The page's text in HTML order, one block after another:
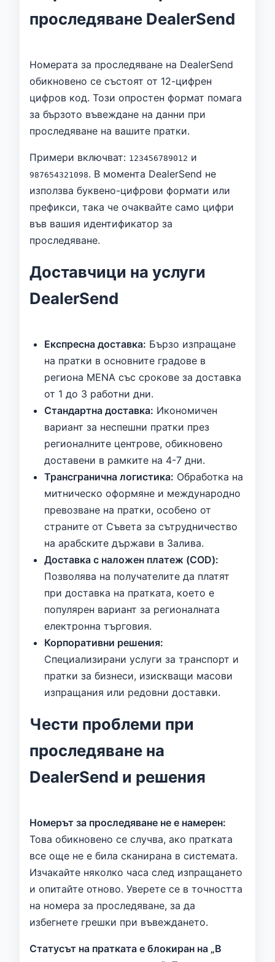
проследяване DealerSend
Номерата за проследяване на DealerSend
обикновено се състоят от 12-цифрен
цифров код. Този опростен формат помага
за бързото въвеждане на данни при
проследяване на вашите пратки.
Примери включват: 123456789012 и
987654321098. В момента DealerSend не
използва буквено-цифрови формати или
префикси, така че очаквайте само цифри
във вашия идентификатор за
проследяване.
Доставчици на услуги
DealerSend
Експресна доставка: Бързо изпращане
на пратки в основните градове в
региона MENA със срокове за доставка
от 1 до 3 работни дни.
Стандартна доставка: Икономичен
вариант за неспешни пратки през
регионалните центрове, обикновено
доставени в рамките на 4-7 дни.
Трансгранична логистика: Обработка на
митническо оформяне и международно
превозване на пратки, особено от
страните от Съвета за сътрудничество
на арабските държави в Залива.
Доставка с наложен платеж (COD):
Позволява на получателите да платят
при доставка на пратката, което е
популярен вариант за регионалната
електронна търговия.
Корпоративни решения:
Специализирани услуги за транспорт и
пратки за бизнеси, изискващи масови
изпращания или редовни доставки.
Чести проблеми при
проследяване на
DealerSend и решения
Номерът за проследяване не е намерен:
Това обикновено се случва, ако пратката
все още не е била сканирана в системата.
Изчакайте няколко часа след изпращането
и опитайте отново. Уверете се в точността
на номера за проследяване, за да
избегнете грешки при въвеждането.
Статусът на пратката е блокиран на „В